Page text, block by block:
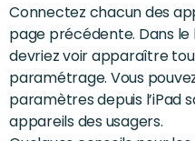
Connectez chacun des
page précédente. Dans le
devriez voir apparaître
paramétrage. Vous
paramètres depuis l’iPad
appareils des usagers.